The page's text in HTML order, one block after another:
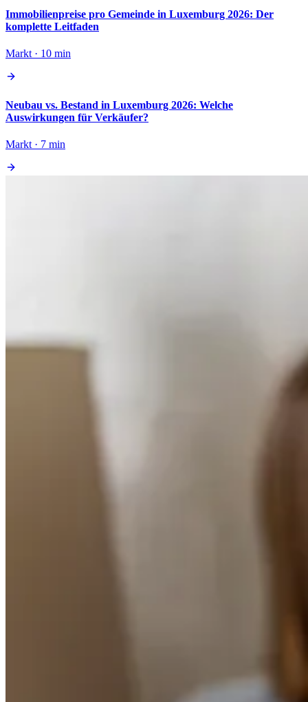
Immobilienpreise pro Gemeinde in Luxemburg 2026: Der
komplette Leitfaden
Markt · 10 min
Neubau vs. Bestand in Luxemburg 2026: Welche
Auswirkungen für Verkäufer?
Markt · 7 min